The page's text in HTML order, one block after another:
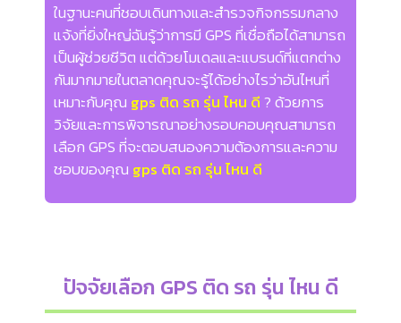
ในฐานะคนที่ชอบเดินทางและสำรวจกิจกรรมกลาง
แจ้งที่ยิ่งใหญ่ฉันรู้ว่าการมี GPS ที่เชื่อถือได้สามารถ
เป็นผู้ช่วยชีวิต แต่ด้วยโมเดลและแบรนด์ที่แตกต่าง
กันมากมายในตลาดคุณจะรู้ได้อย่างไรว่าอันไหนที่
เหมาะกับคุณ gps ติด รถ รุ่น ไหน ดี? ด้วยการ
วิจัยและการพิจารณาอย่างรอบคอบคุณสามารถ
เลือก GPS ที่จะตอบสนองความต้องการและความ
ชอบของคุณ gps ติด รถ รุ่น ไหน ดี
ปัจจัยเลือก GPS ติด รถ รุ่น ไหน ดี